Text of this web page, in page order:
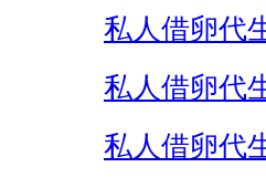
私人借卵代
私人借卵代
私人借卵代